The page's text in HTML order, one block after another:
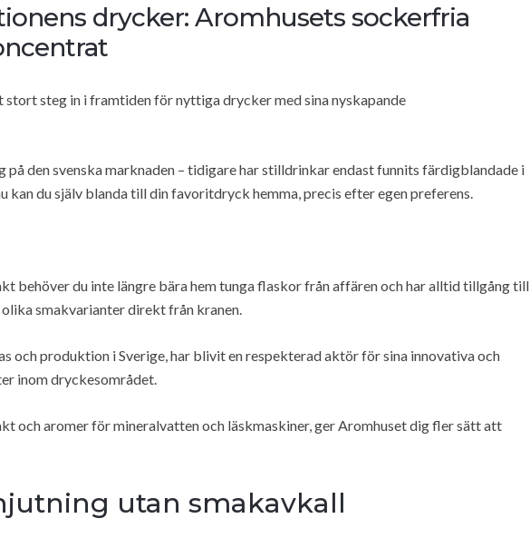
drycker: Aromhusets sockerfria
steg in i framtiden för nyttiga drycker med sina nyskapande
på den svenska marknaden – tidigare har stilldrinkar endast funnits färdigblandade i
kan du själv blanda till din favoritdryck hemma, precis efter egen preferens.
behöver du inte längre bära hem tunga flaskor från affären och har alltid tillgång till
smakvarianter direkt från kranen.
och produktion i Sverige, har blivit en respekterad aktör för sina innovativa och
inom dryckesområdet.
och aromer för mineralvatten och läskmaskiner, ger Aromhuset dig fler sätt att
utan smakavkall